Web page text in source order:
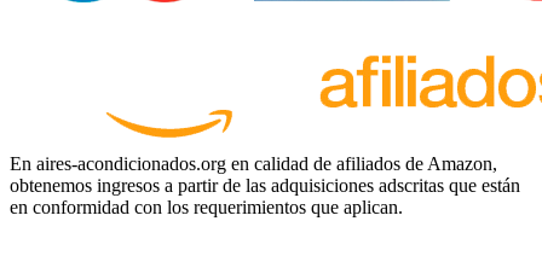
En aires-acondicionados.org en calidad de afiliados de Amazon,
obtenemos ingresos a partir de las adquisiciones adscritas que están
en conformidad con los requerimientos que aplican.